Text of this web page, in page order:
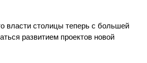
власти столицы теперь с большей
развитием проектов новой